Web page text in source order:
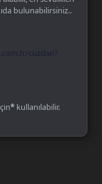
bulunabilirsiniz..
cuzdan?
* kullanılabilir.